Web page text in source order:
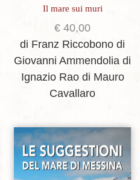
Il mare sui muri
€ 40,00
di Franz Riccobono di
Giovanni Ammendolia di
Ignazio Rao di Mauro
Cavallaro
Aggiungi alla lista dei desideri